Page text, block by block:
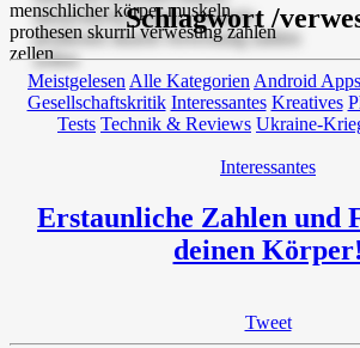
Schlagwort /
Meistgelesen Alle Kategorien Android Apps
Gesellschaftskritik Interessantes Kreatives
Tests Technik & Reviews Ukraine-
Interessantes
Erstaunliche Zahlen und
deinen Körper!
Tweet